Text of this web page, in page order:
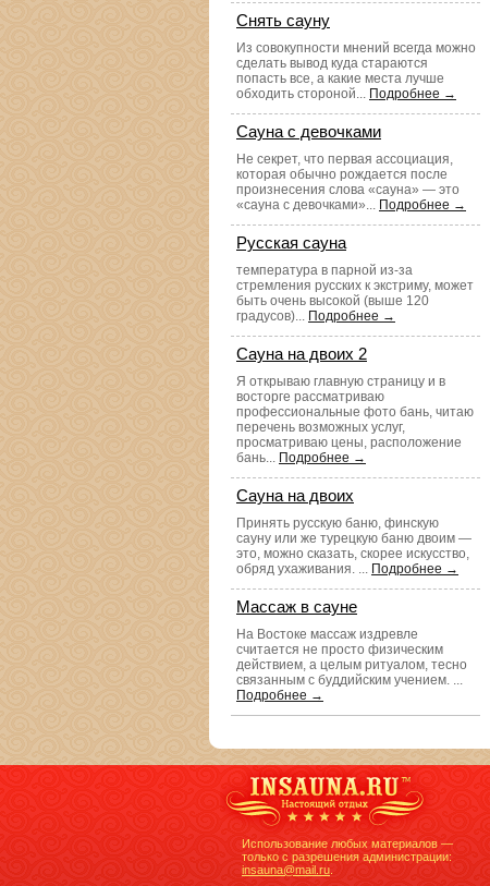
Снять сауну
Из совокупности мнений всегда можно
сделать вывод куда стараются
попасть все, а какие места лучше
обходить стороной... Подробнее →
Сауна с девочками
Не секрет, что первая ассоциация,
которая обычно рождается после
произнесения слова «сауна» — это
«сауна с девочками»... Подробнее →
Русская сауна
температура в парной из-за
стремления русских к экстриму, может
быть очень высокой (выше 120
градусов)... Подробнее →
Сауна на двоих 2
Я открываю главную страницу и в
восторге рассматриваю
профессиональные фото бань, читаю
перечень возможных услуг,
просматриваю цены, расположение
бань... Подробнее →
Сауна на двоих
Принять русскую баню, финскую
сауну или же турецкую баню двоим —
это, можно сказать, скорее искусство,
обряд ухаживания. ... Подробнее →
Массаж в сауне
На Востоке массаж издревле
считается не просто физическим
действием, а целым ритуалом, тесно
связанным с буддийским учением. ...
Подробнее →
Использование любых материалов —
только с разрешения администрации:
insauna@mail.ru